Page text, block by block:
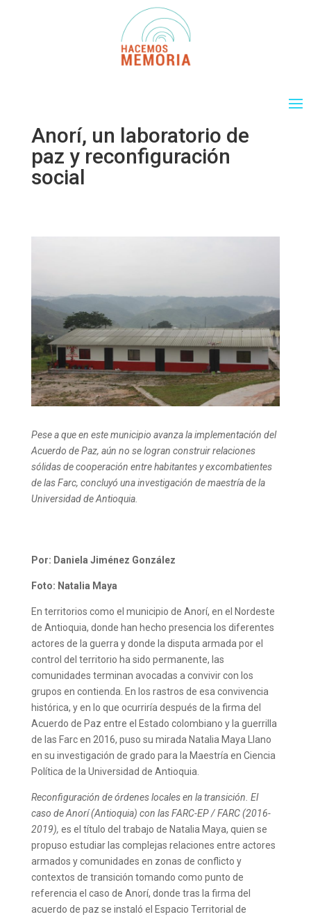
Anorí, un laboratorio de
paz y reconfiguración
social
Pese a que en este municipio avanza la implementación del
Acuerdo de Paz, aún no se logran construir relaciones
sólidas de cooperación entre habitantes y excombatientes
de las Farc, concluyó una investigación de maestría de la
Universidad de Antioquia.
Por: Daniela Jiménez González
Foto: Natalia Maya
En territorios como el municipio de Anorí, en el Nordeste
de Antioquia, donde han hecho presencia los diferentes
actores de la guerra y donde la disputa armada por el
control del territorio ha sido permanente, las
comunidades terminan avocadas a convivir con los
grupos en contienda. En los rastros de esa convivencia
histórica, y en lo que ocurriría después de la firma del
Acuerdo de Paz entre el Estado colombiano y la guerrilla
de las Farc en 2016, puso su mirada Natalia Maya Llano
en su investigación de grado para la Maestría en Ciencia
Política de la Universidad de Antioquia.
Reconfiguración de órdenes locales en la transición. El
caso de Anorí (Antioquia) con las FARC-EP / FARC (2016-
2019), es el título del trabajo de Natalia Maya, quien se
propuso estudiar las complejas relaciones entre actores
armados y comunidades en zonas de conflicto y
contextos de transición tomando como punto de
referencia el caso de Anorí, donde tras la firma del
acuerdo de paz se instaló el Espacio Territorial de